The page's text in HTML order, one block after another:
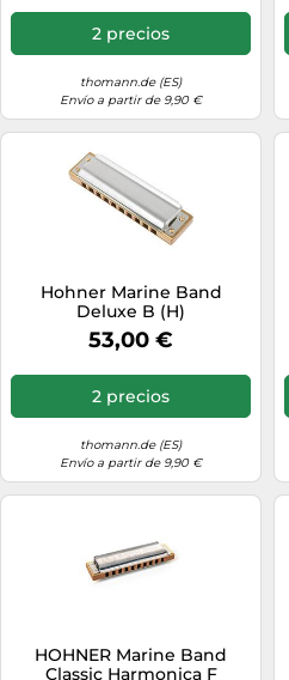
2 precios
thomann.de (ES)
Envío a partir de 9,90 €
Hohner Marine Band
Deluxe B (H)
53,00 €
2 precios
thomann.de (ES)
Envío a partir de 9,90 €
HOHNER Marine Band
Classic Harmonica F